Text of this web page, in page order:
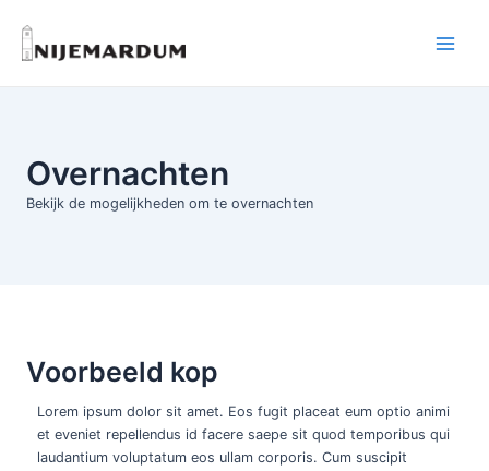
naar
Overnachten
Bekijk de mogelijkheden om te overnachten
Voorbeeld kop
Lorem ipsum dolor sit amet. Eos fugit placeat eum optio animi
et eveniet repellendus id facere saepe sit quod temporibus qui
laudantium voluptatum eos ullam corporis. Cum suscipit